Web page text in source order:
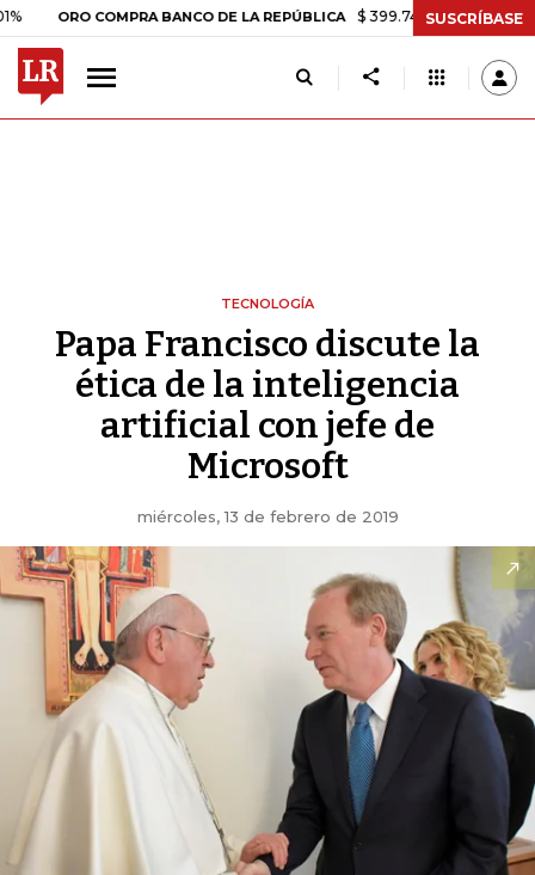
ORO COMPRA BANCO DE LA REPÚBLICA $ 399.745,16 +$ 2.295,71
SUSCRÍBASE
TECNOLOGÍA
Papa Francisco discute la
ética de la inteligencia
artificial con jefe de
Microsoft
miércoles, 13 de febrero de 2019